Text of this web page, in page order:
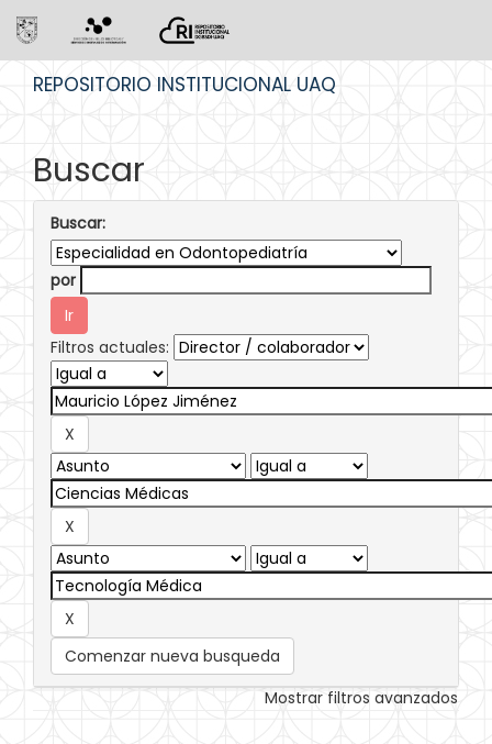
REPOSITORIO INSTITUCIONAL UAQ
Buscar
Buscar:
por
Filtros actuales:
Comenzar nueva busqueda
Mostrar filtros avanzados